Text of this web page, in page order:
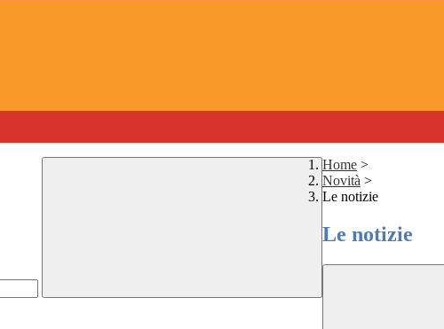
Home >
Novità >
Le notizie
Le notizie